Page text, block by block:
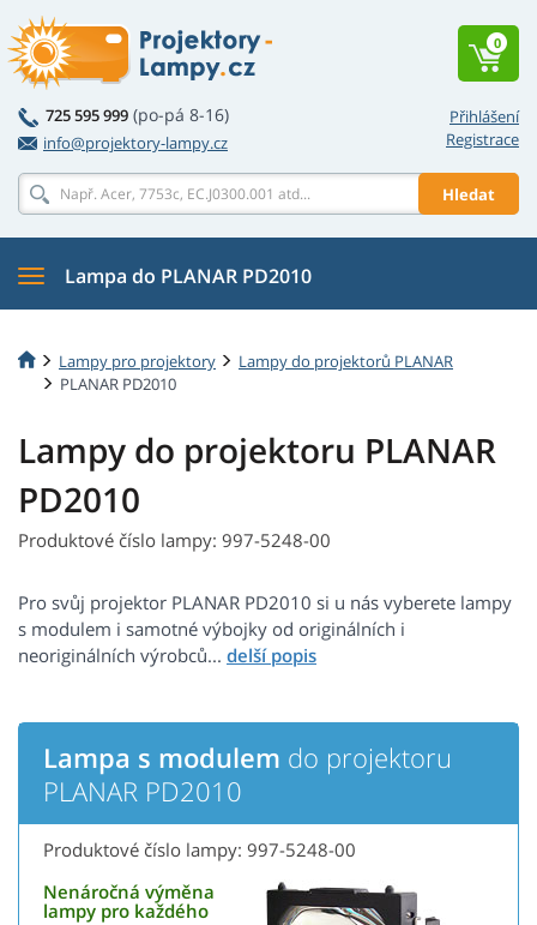
Přihlášení
Registrace
725 595 999 (po-pá 8-16)
info@projektory-lampy.cz
Hledat
0
Lampa do PLANAR PD2010
Lampy pro projektory
Lampy do projektorů PLANAR
PLANAR PD2010
Lampy do projektoru PLANAR
PD2010
Produktové číslo lampy: 997-5248-00
Pro svůj projektor PLANAR PD2010 si u nás vyberete lampy
s modulem i samotné výbojky od originálních i
neoriginálních výrobců...
Lampa s modulem do projektoru
PLANAR PD2010
Produktové číslo lampy: 997-5248-00
Nenáročná výměna
lampy pro každého